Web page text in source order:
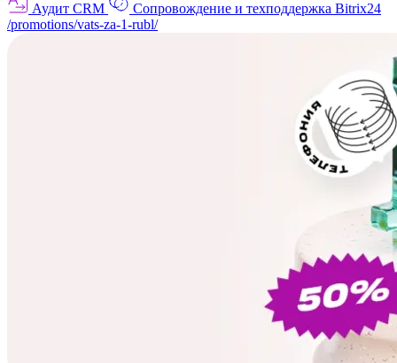
Аудит CRM
Сопровождение и техподдержка Bitrix24
/promotions/vats-za-1-rubl/